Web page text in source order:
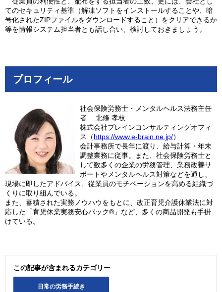
てのセキュリティ基準（解凍ソフトをインストールすることや、暗
号化されたZIPファイルをダウンロードすること）をクリアできるか
等を情報システム担当者とも話し合い、検討しておきましょう。
プロフィール
社会保険労務士・メンタルヘルス法務主任
者 北條 孝枝
株式会社ブレインコンサルティングオフィ
ス（https://www.e-brain.ne.jp/）
会計事務所で長年に渡り、給与計算・年末
調整業務に従事。また、社会保険労務士と
して数多くの企業の労務管理、業務改善サ
ポートやメンタルヘルス対策などを通し、
現場に即したアドバイス、従業員のモチベーションを高める組織づ
くりに取り組んでいる。
また、蓄積された実務ノウハウをもとに、改正育児介護休業法に対
応した「育児休業実務安心パック®」など、多くの商品開発も手掛
けている。
この記事が含まれるカテゴリー
日常の労務手続き